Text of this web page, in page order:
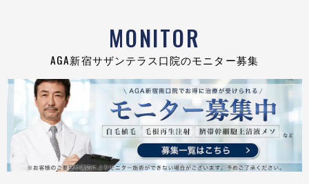
MONITOR
AGA新宿サザンテラス口院のモニター募集